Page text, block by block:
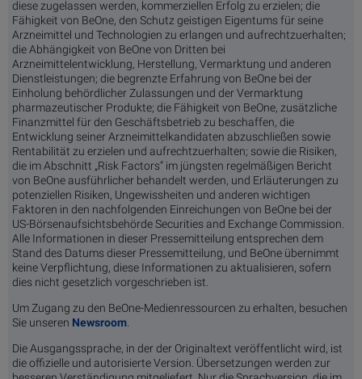
diese zugelassen werden, kommerziellen Erfolg zu erzielen; die
Fähigkeit von BeOne, den Schutz geistigen Eigentums für seine
Arzneimittel und Technologien zu erlangen und aufrechtzuerhalten;
die Abhängigkeit von BeOne von Dritten bei
Arzneimittelentwicklung, Herstellung, Vermarktung und anderen
Dienstleistungen; die begrenzte Erfahrung von BeOne bei der
Einholung behördlicher Zulassungen und der Vermarktung
pharmazeutischer Produkte; die Fähigkeit von BeOne, zusätzliche
Finanzmittel für den Geschäftsbetrieb zu beschaffen, die
Entwicklung seiner Arzneimittelkandidaten abzuschließen sowie
Rentabilität zu erzielen und aufrechtzuerhalten; sowie die Risiken,
die im Abschnitt „Risk Factors“ im jüngsten regelmäßigen Bericht
von BeOne ausführlicher behandelt werden, und Erläuterungen zu
potenziellen Risiken, Ungewissheiten und anderen wichtigen
Faktoren in den nachfolgenden Einreichungen von BeOne bei der
US-Börsenaufsichtsbehörde Securities and Exchange Commission.
Alle Informationen in dieser Pressemitteilung entsprechen dem
Stand des Datums dieser Pressemitteilung, und BeOne übernimmt
keine Verpflichtung, diese Informationen zu aktualisieren, sofern
dies nicht gesetzlich vorgeschrieben ist.
Um Zugang zu den BeOne-Medienressourcen zu erhalten, besuchen
Sie unseren Newsroom
Die Ausgangssprache, in der der Originaltext veröffentlicht wird, ist
die offizielle und autorisierte Version. Übersetzungen werden zur